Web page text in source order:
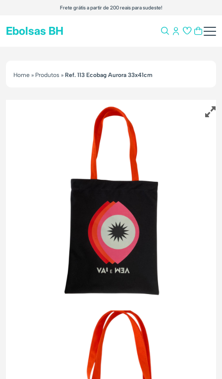
Frete grátis a partir de 200 reais para sudeste!
Ebolsas BH
Home » Produtos » Ref. 113 Ecobag Aurora 33x41cm